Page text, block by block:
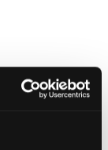
fred –
eller død